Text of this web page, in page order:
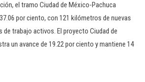
el tramo Ciudad de México-Pachuca
por ciento, con 121 kilómetros de nuevas
de trabajo activos. El proyecto Ciudad de
un avance de 19.22 por ciento y mantiene 14